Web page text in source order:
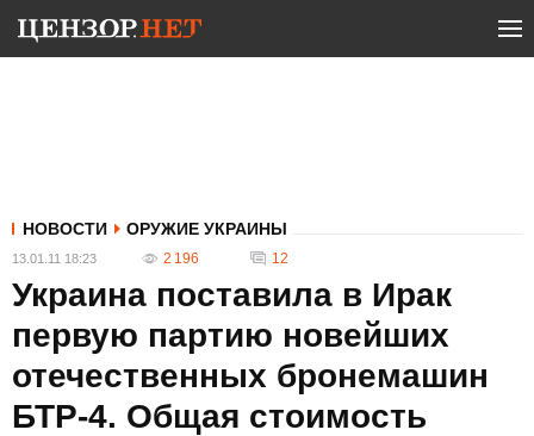
НОВОСТИ ОРУЖИЕ УКРАИНЫ
13.01.11 18:23 2 196 12
Украина поставила в Ирак
первую партию новейших
отечественных бронемашин
БТР-4. Общая стоимость